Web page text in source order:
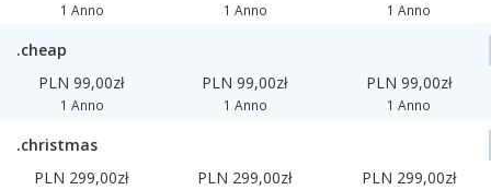
1 Anno 1 Anno 1 Anno
.cheap
PLN 99,00zł
1 Anno
PLN 99,00zł
1 Anno
PLN 99,00zł
1 Anno
.christmas
PLN 299,00zł
PLN 299,00zł PLN 299,00zł